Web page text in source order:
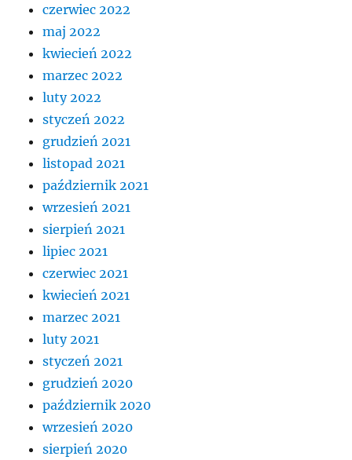
czerwiec 2022
maj 2022
kwiecień 2022
marzec 2022
luty 2022
styczeń 2022
grudzień 2021
listopad 2021
październik 2021
wrzesień 2021
sierpień 2021
lipiec 2021
czerwiec 2021
kwiecień 2021
marzec 2021
luty 2021
styczeń 2021
grudzień 2020
październik 2020
wrzesień 2020
sierpień 2020